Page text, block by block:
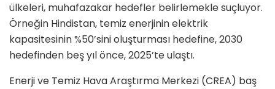
ülkeleri, muhafazakar hedefler belirlemekle suçluyor.
Örneğin Hindistan, temiz enerjinin elektrik
kapasitesinin %50’sini oluşturması hedefine, 2030
hedefinden beş yıl önce, 2025’te ulaştı.
Enerji ve Temiz Hava Araştırma Merkezi (CREA) baş